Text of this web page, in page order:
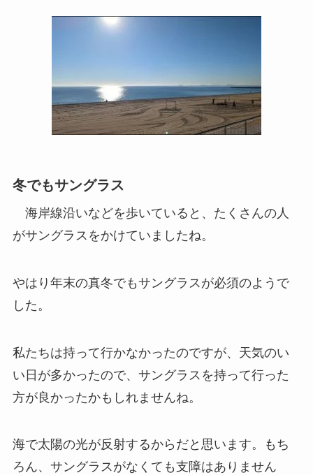
冬でもサングラス
海岸線沿いなどを歩いていると、たくさんの人
がサングラスをかけていましたね。
やはり年末の真冬でもサングラスが必須のようで
した。
私たちは持って行かなかったのですが、天気のい
い日が多かったので、サングラスを持って行った
方が良かったかもしれませんね。
海で太陽の光が反射するからだと思います。もち
ろん、サングラスがなくても支障はありません